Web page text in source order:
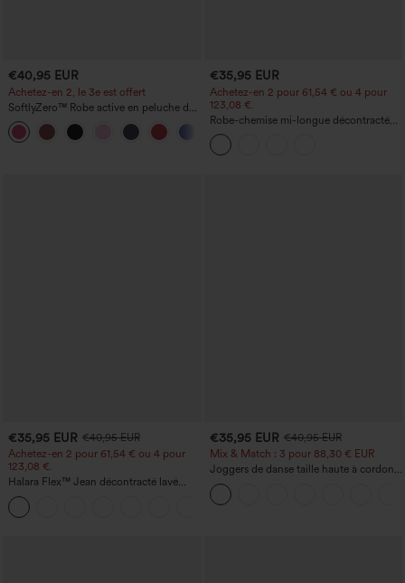
€40,95 EUR
Achetez-en 2, le 3e est offert
SoftlyZero™ Robe active en peluche dos
nu — Édition Hyper Facile
€35,95 EUR
Achetez-en 2 pour 61,54 € ou 4 pour
123,08 €.
Robe-chemise mi-longue décontractée
à col, mancherons, ceinturée, ourlet
fendu incurvé et poches
€35,95 EUR €40,95 EUR
Achetez-en 2 pour 61,54 € ou 4 pour
123,08 €.
Halara Flex™ Jean décontracté lavé
taille haute à poche croisée
€35,95 EUR €40,95 EUR
Mix & Match : 3 pour 88,30 € EUR
Joggers de danse taille haute à cordon,
effet froncé, coupe fuselée, à séchage
rapide et toucher frais, avec poches —
UPF40+